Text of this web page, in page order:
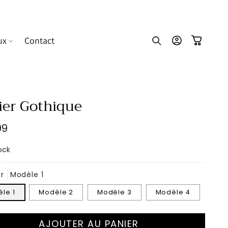
Contact ConnexionPanier
Gothique
Modèle 1
1 Modèle 2 Modèle 3 Modèle 4
AJOUTER AU PANIER